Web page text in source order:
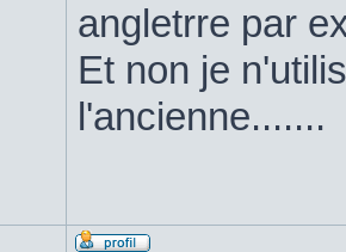
angletrre par
Et non je
l'ancienne.......